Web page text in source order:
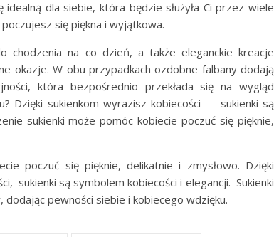
dla siebie, która będzie służyła Ci przez wiele
się piękna i wyjątkowa.
chodzenia na co dzień, a także eleganckie kreacje
okazje. W obu przypadkach ozdobne falbany dodają
która bezpośrednio przekłada się na wygląd
Dzięki sukienkom wyrazisz kobiecości – sukienki są
sukienki może pomóc kobiecie poczuć się pięknie,
poczuć się pięknie, delikatnie i zmysłowo. Dzięki
sukienki są symbolem kobiecości i elegancji. Sukienki
dodając pewności siebie i kobiecego wdzięku.